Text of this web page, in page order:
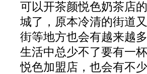
可以开茶颜悦色奶茶店
城了，原本冷清的街道
街等地方也会有越来越
生活中总少不了要有一
悦色加盟店，也会有不